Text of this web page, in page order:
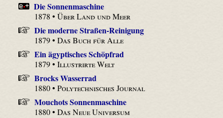
Die Sonnenmaschine
1878 •Über Land und Meer
Die moderne Straßen-Reinigung
1879 •Das Buch für Alle
Ein ägyptisches Schöpfrad
1879 •Illustrirte Welt
Brocks Wasserrad
1880 •Polytechnisches Journal
Mouchots Sonnenmaschine
1880 •Das Neue Universum